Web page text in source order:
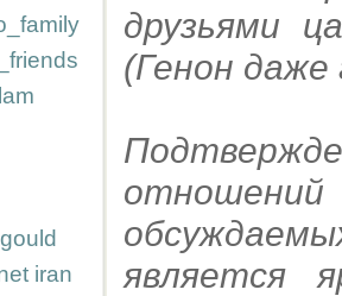
gould
iran
друзьями
(Генон
является